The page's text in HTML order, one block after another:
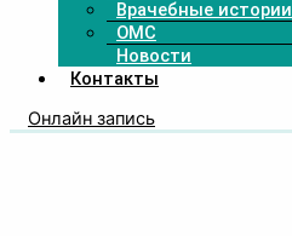
Врачебные истории
ОМС
Новости
Контакты
Онлайн запись